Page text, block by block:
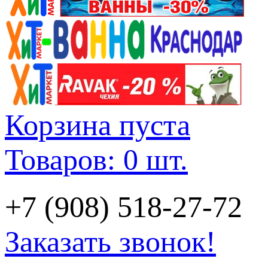
Корзина пуста
Товаров: 0 шт.
+7 (908) 518-27-72
Заказать звонок!